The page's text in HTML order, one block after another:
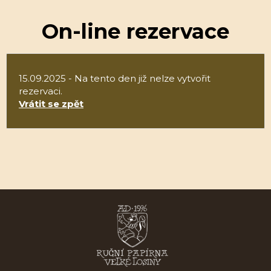
On-line rezervace
15.09.2025 - Na tento den již nelze vytvořit
rezervaci.
Vrátit se zpět